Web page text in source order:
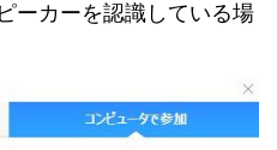
ーカーを認識している場